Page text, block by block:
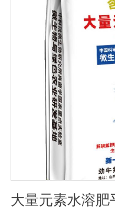
于水溶性肥料有别于一
按常规施肥方法，造成
苗弱等现象，二次稀释
2．严格控制施肥量。水
量相对较少。由于其速
所以要严格控制施肥量
效益，达不到高产优质
性的农药混用。比如在
时，不少农民多采用喷
醒农民朋友，水溶肥要
用，以免金属离子起反
大量元素水溶肥